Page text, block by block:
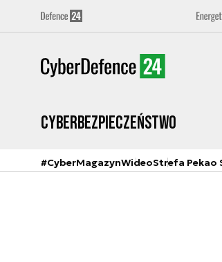
Cyberbezpieczeństwo
#CyberMagazynWideoStrefa Pekao